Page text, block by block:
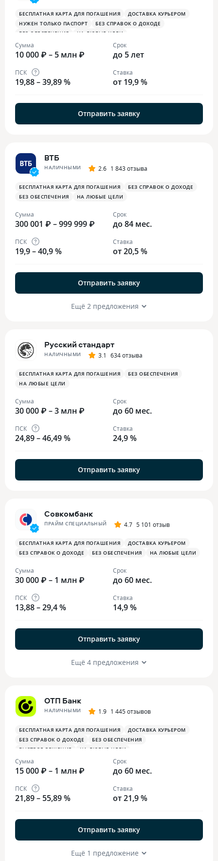
БЕСПЛАТНАЯ КАРТА ДЛЯ ПОГАШЕНИЯ
ДОСТАВКА КУРЬЕРОМ
НУЖЕН ТОЛЬКО ПАСПОРТ
БЕЗ СПРАВОК О ДОХОДЕ
БЕЗ ОБЕСПЕЧЕНИЯ
НА ЛЮБЫЕ ЦЕЛИ
Сумма
10 000 ₽ – 5 млн ₽
Срок
до 5 лет
ПСК
19,88 – 39,89 %
Ставка
от 19,9 %
Отправить заявку
ВТБ
НАЛИЧНЫМИ 2.6 1 843 отзыва
БЕСПЛАТНАЯ КАРТА ДЛЯ ПОГАШЕНИЯ
БЕЗ СПРАВОК О ДОХОДЕ
БЕЗ ОБЕСПЕЧЕНИЯ
НА ЛЮБЫЕ ЦЕЛИ
Сумма
300 001 ₽ – 999 999 ₽
Срок
до 84 мес.
ПСК
19,9 – 40,9 %
Ставка
от 20,5 %
Отправить заявку
Ещё 2 предложения
Русский стандарт
НАЛИЧНЫМИ 3.1 634 отзыва
БЕСПЛАТНАЯ КАРТА ДЛЯ ПОГАШЕНИЯ
БЕЗ ОБЕСПЕЧЕНИЯ
НА ЛЮБЫЕ ЦЕЛИ
Сумма
30 000 ₽ – 3 млн ₽
Срок
до 60 мес.
ПСК
24,89 – 46,49 %
Ставка
24,9 %
Отправить заявку
Совкомбанк
ПРАЙМ СПЕЦИАЛЬНЫЙ 4.7 5 101 отзыв
БЕСПЛАТНАЯ КАРТА ДЛЯ ПОГАШЕНИЯ
ДОСТАВКА КУРЬЕРОМ
БЕЗ СПРАВОК О ДОХОДЕ
БЕЗ ОБЕСПЕЧЕНИЯ НА ЛЮБЫЕ ЦЕЛИ
Сумма
30 000 ₽ – 1 млн ₽
Срок
до 60 мес.
ПСК
13,88 – 29,4 %
Ставка
14,9 %
Отправить заявку
Ещё 4 предложения
ОТП Банк
НАЛИЧНЫМИ 1.9 1 445 отзывов
БЕСПЛАТНАЯ КАРТА ДЛЯ ПОГАШЕНИЯ
ДОСТАВКА КУРЬЕРОМ
БЕЗ СПРАВОК О ДОХОДЕ
БЕЗ ОБЕСПЕЧЕНИЯ
БЫСТРОЕ РЕШЕНИЕ
НА ЛЮБЫЕ ЦЕЛИ
Сумма
15 000 ₽ – 1 млн ₽
Срок
до 60 мес.
ПСК
21,89 – 55,89 %
Ставка
от 21,9 %
Отправить заявку
Ещё 1 предложение